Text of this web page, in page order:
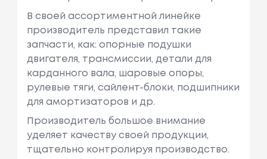
В своей ассортиментной линейке
производитель представил такие
запчасти, как: опорные подушки
двигателя, трансмиссии, детали для
карданного вала, шаровые опоры,
рулевые тяги, сайлент-блоки, подшипники
для амортизаторов и др.
Производитель большое внимание
уделяет качеству своей продукции,
тщательно контролируя производство.